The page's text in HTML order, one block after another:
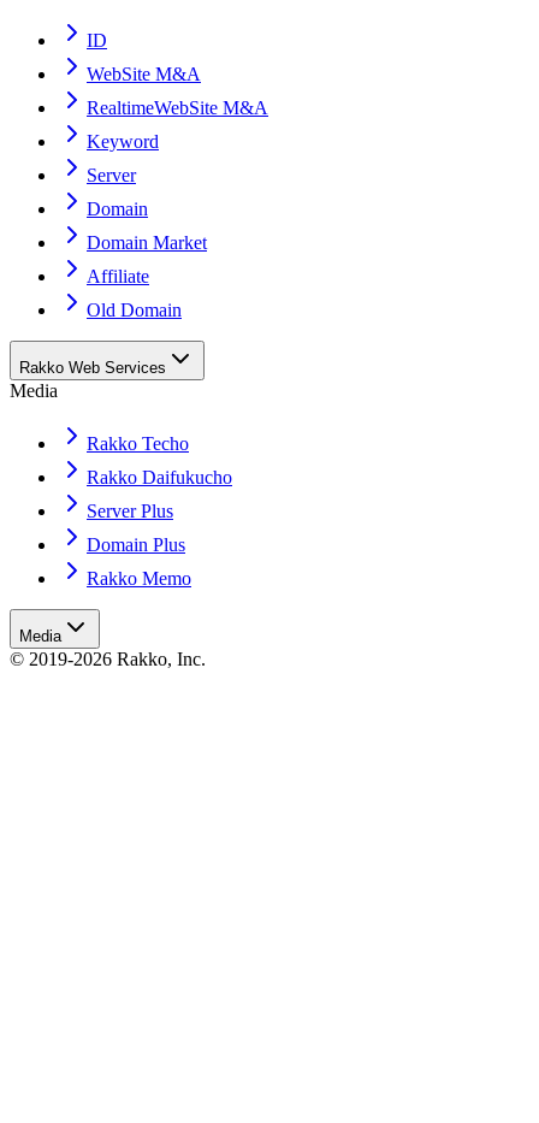
ID
WebSite M&A
RealtimeWebSite M&A
Keyword
Server
Domain
Domain Market
Affiliate
Old Domain
Rakko Web Services
Media
Rakko Techo
Rakko Daifukucho
Server Plus
Domain Plus
Rakko Memo
Media
© 2019-2026 Rakko, Inc.